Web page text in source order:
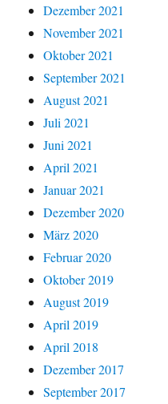
Dezember 2021
November 2021
Oktober 2021
September 2021
August 2021
Juli 2021
Juni 2021
April 2021
Januar 2021
Dezember 2020
März 2020
Februar 2020
Oktober 2019
August 2019
April 2019
April 2018
Dezember 2017
September 2017